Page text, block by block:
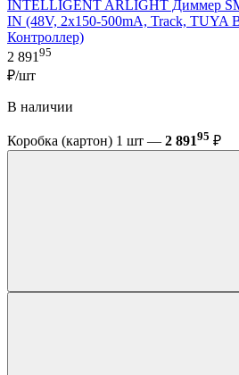
INTELLIGENT ARLIGHT Диммер
IN (48V, 2x150-500mA, Track, TUYA
Контроллер)
2 891 95
₽/шт
В наличии
Коробка (картон) 1 шт — 2 89195 ₽